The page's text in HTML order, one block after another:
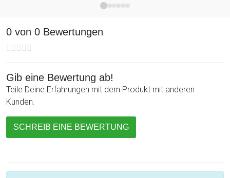
Alexander, hör' auf Deinen Oppa", *Gib nicht so viel Geld aus!)
auswählen.
Großkinder - Die personalisierte Tasse - Hör' auf Deinen
Oppa bringt jeden Großvater zum Schmunzeln.
0 von 0 Bewertungen
Gib eine Bewertung ab!
Teile Deine Erfahrungen mit dem Produkt mit anderen
Kunden.
SCHREIB EINE BEWERTUNG